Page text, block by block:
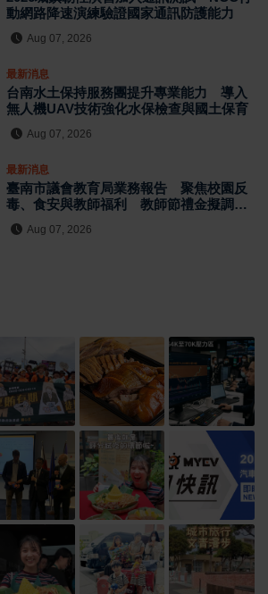
動網路降速演練驗證國家通訊防護能力
Aug 07, 2026
最新消息
台南水土保持服務團提升專業能力 導入
無人機UAV技術強化水保檢查與國土保育
Aug 07, 2026
最新消息
臺南市議會教育局業務報告 聚焦校園反
毒、食安與教師福利 教師節禮金擬調升
至千元
Aug 07, 2026